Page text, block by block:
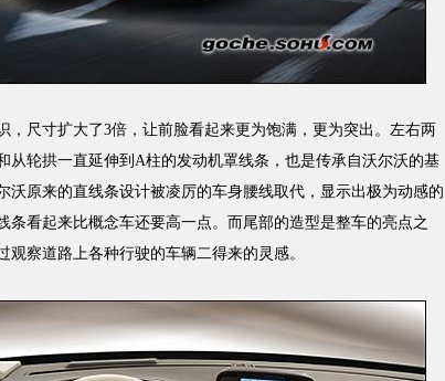
尺寸扩大了3倍，让前脸看起来更为饱满，更为突出。左右两
从轮拱一直延伸到A柱的发动机罩线条，也是传承自沃尔沃的基
沃原来的直线条设计被凌厉的车身腰线取代，显示出极为动感的
条看起来比概念车还要高一点。而尾部的造型是整车的亮点之
观察道路上各种行驶的车辆二得来的灵感。